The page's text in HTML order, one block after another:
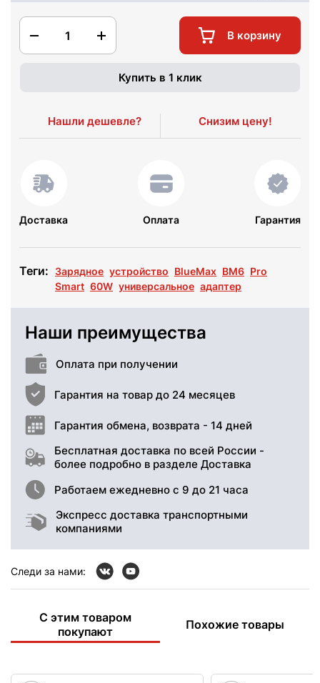
1 В корзину
Купить в 1 клик
Нашли дешевле? Снизим цену!
Доставка Оплата Гарантия
Теги: Зарядное устройство BlueMax BM6 Pro
Smart 60W универсальное адаптер
Наши преимущества
Оплата при получении
Гарантия на товар до 24 месяцев
Гарантия обмена, возврата - 14 дней
Бесплатная доставка по всей России -
более подробно в разделе Доставка
Работаем ежедневно с 9 до 21 часа
Экспресс доставка транспортными
компаниями
Следи за нами:
С этим товаром
покупают
Похожие товары